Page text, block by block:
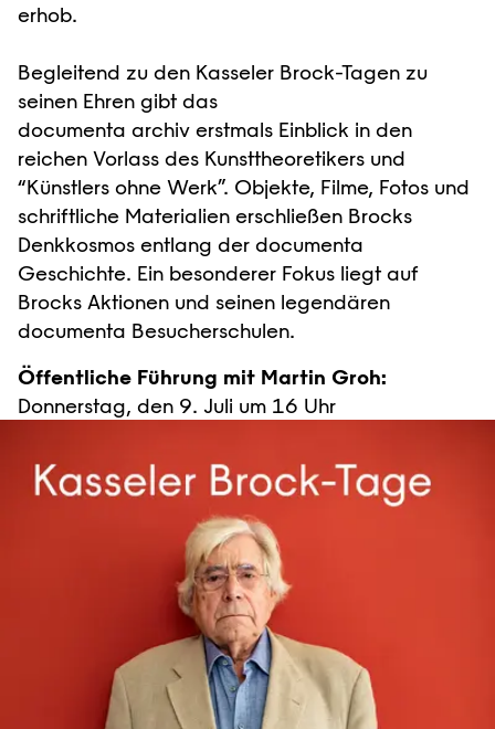
erhob.
Begleitend zu den Kasseler Brock-Tagen zu
seinen Ehren gibt das
documenta archiv erstmals Einblick in den
reichen Vorlass des Kunsttheoretikers und
“Künstlers ohne Werk”. Objekte, Filme, Fotos und
schriftliche Materialien erschließen Brocks
Denkkosmos entlang der documenta
Geschichte. Ein besonderer Fokus liegt auf
Brocks Aktionen und seinen legendären
documenta Besucherschulen.
Öffentliche Führung mit Martin Groh:
Donnerstag, den 9. Juli um 16 Uhr